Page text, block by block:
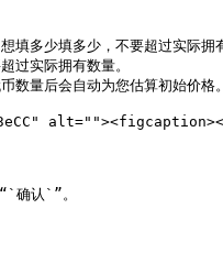
多少填多少，不要超过实际拥
实际拥有数量。
量后会自动为您估算初始价格。
确认`”。